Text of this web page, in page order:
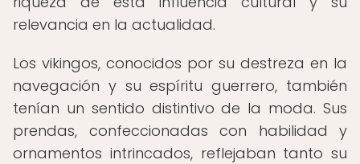
relevancia en la actualidad.
Los vikingos, conocidos por su destreza en la
navegación y su espíritu guerrero, también
tenían un sentido distintivo de la moda. Sus
prendas, confeccionadas con habilidad y
ornamentos intrincados, reflejaban tanto su